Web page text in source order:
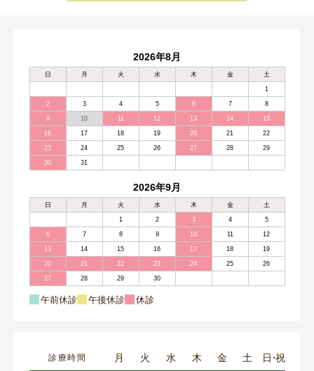
2026年8月
日 月 火 水 木 金 土
1
2 3 4 5 6 7 8
9 10 11 12 13 14 15
16 17 18 19 20 21 22
23 24 25 26 27 28 29
30 31
2026年9月
日 月 火 水 木 金 土
1 2 3 4 5
6 7 8 9 10 11 12
13 14 15 16 17 18 19
20 21 22 23 24 25 26
27 28 29 30
午前休診 午後休診 休診
診療時間 月 火 水 木 金 土 日・祝